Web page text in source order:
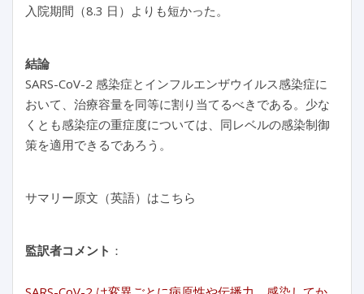
入院期間（8.3 日）よりも短かった。
結論
SARS-CoV-2 感染症とインフルエンザウイルス感染症に
おいて、治療容量を同等に割り当てるべきである。少な
くとも感染症の重症度については、同レベルの感染制御
策を適用できるであろう。
サマリー原文（英語）はこちら
監訳者コメント ：